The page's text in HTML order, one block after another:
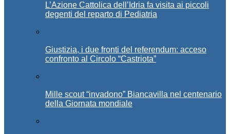
L’Azione Cattolica dell’Idria fa visita ai piccoli
degenti del reparto di Pediatria
Giustizia, i due fronti del referendum: acceso
confronto al Circolo “Castriota”
Mille scout “invadono” Biancavilla nel centenario
della Giornata mondiale